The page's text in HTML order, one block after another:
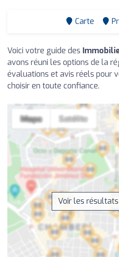
Carte
Voici votre guide des
avons réuni les options de la
évaluations et avis réels pour
choisir en toute confiance.
Voir les